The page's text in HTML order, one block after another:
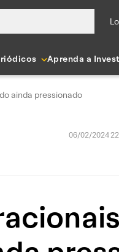
Aprenda a
ainda pressionado
06/02/2024